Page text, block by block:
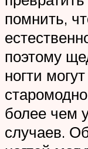
помнить,
поэтому
ногти
более чем
случаев.